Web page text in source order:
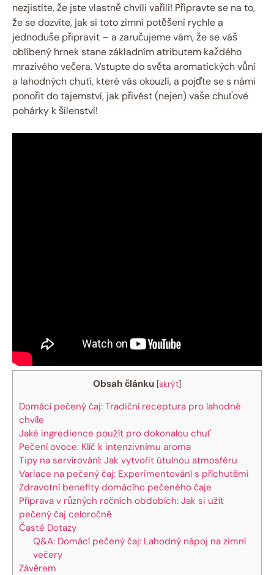
nezjistíte, že jste vlastně chvíli vařili! Připravte se na to,
že se dozvíte, jak si toto zimní potěšení rychle a
jednoduše připravit – a zaručujeme vám, že se váš
oblíbený hrnek stane základním atributem každého
mrazivého večera. Vstupte do světa aromatických vůní
a lahodných chutí, které vás okouzlí, a pojďte se s námi
ponořit do tajemství, jak přivést (nejen) vaše chuťové
pohárky k šílenství!
Obsah článku [skrýt]
Domácí pečený čaj: Tradiční receptura pro lahodné
chvíle
Jaké ingredience použít pro dokonalou chuť
Pečení ovoce: Klíč k intenzivnímu aroma
Tipy na servírování: Jak vytvořit útulnou atmosféru
Variace na pečený čaj: Experimentování s příchutěmi
Zdravotní benefity domácího pečeného čaje
Příprava v různých ročních obdobích: Jak si užít
pečený čaj celoročně
Časté Dotazy
Q&A: Domácí pečený čaj: Lahodný nápoj na zimní
večery
Závěrem